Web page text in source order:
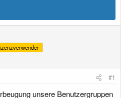
#1
unsere Benutzergruppen